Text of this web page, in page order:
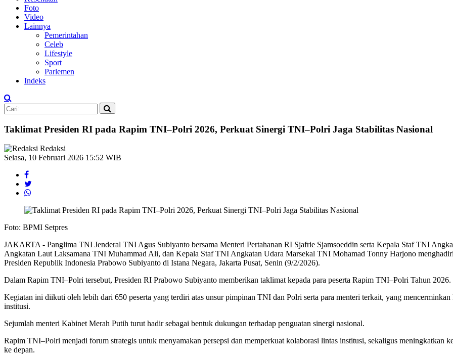
Foto
Video
Lainnya
Pemerintahan
Celeb
Lifestyle
Sport
Parlemen
Indeks
Taklimat Presiden RI pada Rapim TNI–Polri 2026, Perkuat Sinergi TNI–Polri Jaga Stabilitas Nasional
Redaksi
Selasa, 10 Februari 2026 15:52 WIB
Foto: BPMI Setpres
JAKARTA - Panglima TNI Jenderal TNI Agus Subiyanto bersama Menteri Pertahanan RI Sjafrie Sjamsoeddin serta Kepala Staf TNI
Angkatan Laut Laksamana TNI Muhammad Ali, dan Kepala Staf TNI Angkatan Udara Marsekal TNI Mohamad Tonny Harjono
Presiden Republik Indonesia Prabowo Subiyanto di Istana Negara, Jakarta Pusat, Senin (9/2/2026).
Dalam Rapim TNI–Polri tersebut, Presiden RI Prabowo Subiyanto memberikan taklimat kepada para peserta Rapim TNI–Polri Tahun 2026.
Kegiatan ini diikuti oleh lebih dari 650 peserta yang terdiri atas unsur pimpinan TNI dan Polri serta para menteri terkait, yang
institusi.
Sejumlah menteri Kabinet Merah Putih turut hadir sebagai bentuk dukungan terhadap penguatan sinergi nasional.
Rapim TNI–Polri menjadi forum strategis untuk menyamakan persepsi dan memperkuat kolaborasi lintas institusi, sekaligus meningkatkan
ke depan.